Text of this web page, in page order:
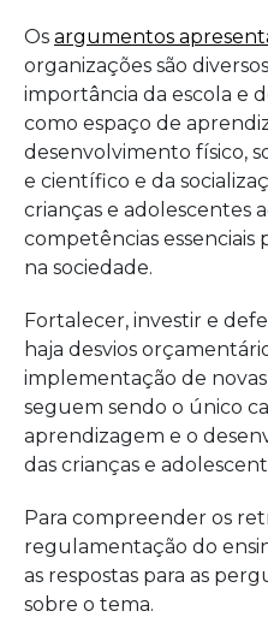
Os argumentos
organizações são
importância da escola e
como espaço de
desenvolvimento físico,
e científico e da
crianças e adolescentes
competências essenciais
na sociedade.
Fortalecer, investir e
haja desvios
implementação de novas
seguem sendo o único
aprendizagem e o
das crianças e
Para compreender os
regulamentação do
as respostas para as
sobre o tema.